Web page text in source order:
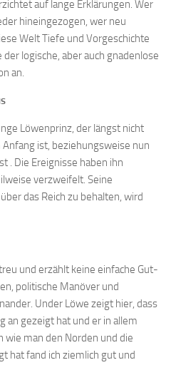
auf lange Erklärungen. Wer
hineingezogen, wer neu
Welt Tiefe und Vorgeschichte
logische, aber auch gnadenlose
an.
Löwenprinz, der längst nicht
ist, beziehungsweise nun
. Die Ereignisse haben ihn
verzweifelt. Seine
das Reich zu behalten, wird
und erzählt keine einfache Gut-
politische Manöver und
Under Löwe zeigt hier, dass
an gezeigt hat und er in allem
wie man den Norden und die
hat fand ich ziemlich gut und